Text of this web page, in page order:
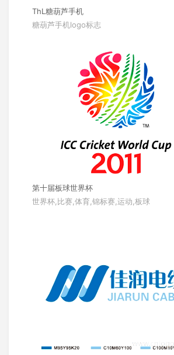
ThL糖葫芦手机
糖葫芦手机logo标志
第十届板球世界杯
世界杯,比赛,体育,锦标赛,运动,板球